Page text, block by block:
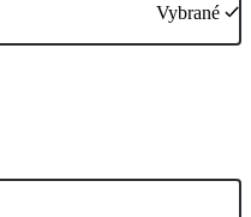
Vybrané